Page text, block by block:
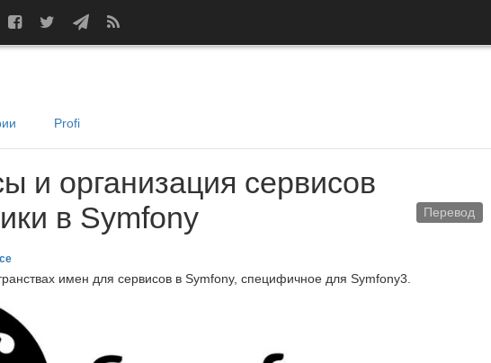
Profi
и организация сервисов
в Symfony
Перевод
имен для сервисов в Symfony, специфичное для Symfony3.